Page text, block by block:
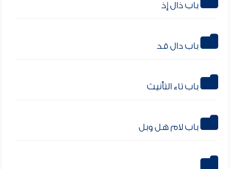
باب ذال إذ
باب دال قد
باب تاء التأنيث
باب لام هل وبل